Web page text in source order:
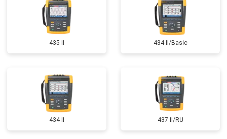
435 II 434 II/Basic
434 II 437 II/RU